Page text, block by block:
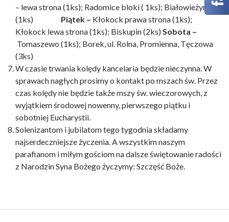
– lewa strona (1ks); Radomice bloki ( 1ks); Białowieżyn
(1ks) Piątek – Kłokock prawa strona (1ks);
Kłokock lewa strona (1ks); Biskupin (2ks) Sobota –
Tomaszewo (1ks); Borek, ul. Rolna, Promienna, Tęczowa
(3ks)
W czasie trwania kolędy kancelaria będzie nieczynna. W
sprawach nagłych prosimy o kontakt po mszach św. Przez
czas kolędy nie będzie także mszy św. wieczorowych, z
wyjątkiem środowej nowenny, pierwszego piątku i
sobotniej Eucharystii.
Solenizantom i jubilatom tego tygodnia składamy
najserdeczniejsze życzenia. A wszystkim naszym
parafianom i miłym gościom na dalsze świętowanie radości
z Narodzin Syna Bożego życzymy: Szczęść Boże.